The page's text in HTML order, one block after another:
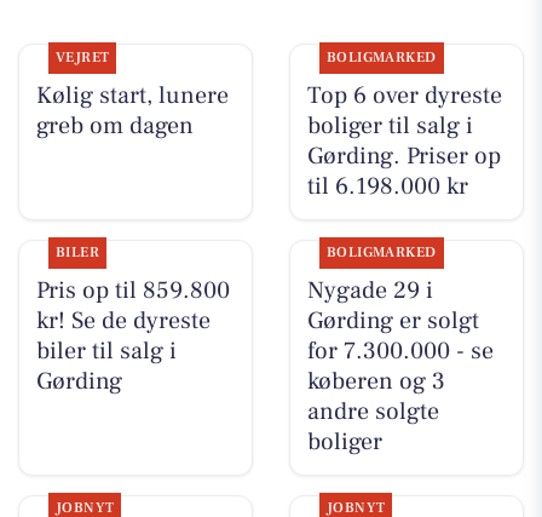
VEJRET
Kølig start, lunere
greb om dagen
BOLIGMARKED
Top 6 over dyreste
boliger til salg i
Gørding. Priser op
til 6.198.000 kr
BILER
Pris op til 859.800
kr! Se de dyreste
biler til salg i
Gørding
BOLIGMARKED
Nygade 29 i
Gørding er solgt
for 7.300.000 - se
køberen og 3
andre solgte
boliger
JOBNYT JOBNYT